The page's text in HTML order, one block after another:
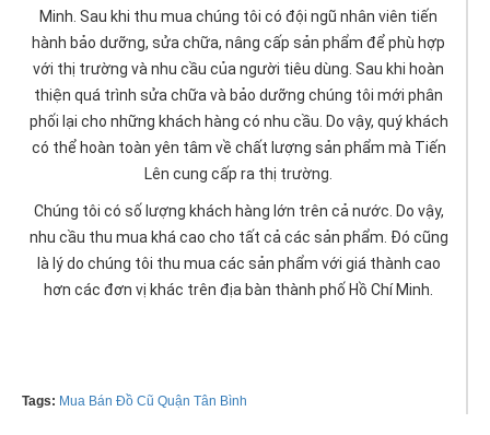
Minh. Sau khi thu mua chúng tôi có đội ngũ nhân viên tiến
hành bảo dưỡng, sửa chữa, nâng cấp sản phẩm để phù hợp
với thị trường và nhu cầu của người tiêu dùng. Sau khi hoàn
thiện quá trình sửa chữa và bảo dưỡng chúng tôi mới phân
phối lại cho những khách hàng có nhu cầu. Do vậy, quý khách
có thể hoàn toàn yên tâm về chất lượng sản phẩm mà Tiến
Lên cung cấp ra thị trường.
Chúng tôi có số lượng khách hàng lớn trên cả nước. Do vậy,
nhu cầu thu mua khá cao cho tất cả các sản phẩm. Đó cũng
là lý do chúng tôi thu mua các sản phẩm với giá thành cao
hơn các đơn vị khác trên địa bàn thành phố Hồ Chí Minh.
Tags: Mua Bán Đồ Cũ Quận Tân Bình